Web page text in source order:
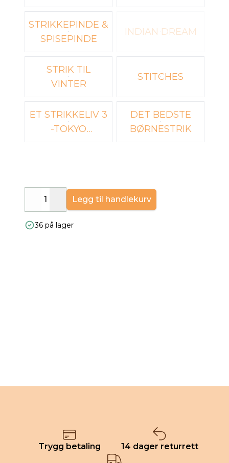
STRIKKEPINDE &
SPISEPINDE
INDIAN DREAM
STRIK TIL
VINTER
STITCHES
ET STRIKKELIV 3
-TOKYO
TVERSTED
DET BEDSTE
BØRNESTRIK
DecreaseIncrease
Legg til handlekurv
36 på lager
Trygg betaling 14 dager returrett